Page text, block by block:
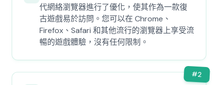
代網絡瀏覽器進行了優化，使其作為一款復
古遊戲易於訪問。您可以在 Chrome、
Firefox、Safari 和其他流行的瀏覽器上享受流
暢的遊戲體驗，沒有任何限制。
#2